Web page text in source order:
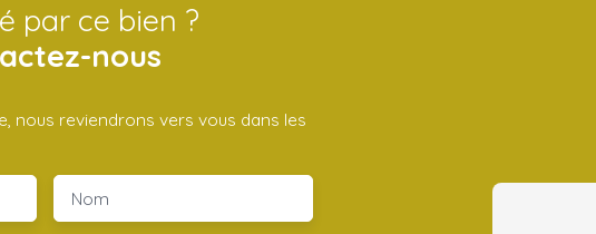
par ce bien ?
nous
nous reviendrons vers vous dans les
Nom